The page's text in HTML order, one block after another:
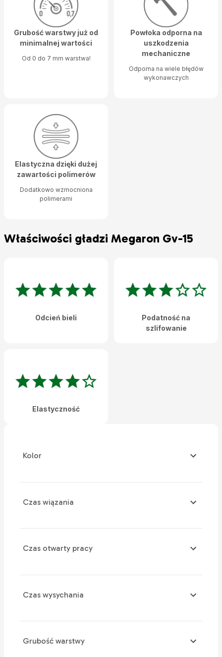
Grubość warstwy już od
minimalnej wartości
Od 0 do 7 mm warstwa!
Powłoka odporna na
uszkodzenia
mechaniczne
Odporna na wiele błędów
wykonawczych
Elastyczna dzięki dużej
zawartości polimerów
Dodatkowo wzmocniona
polimerami
Właściwości gładzi Megaron Gv-15
Odcień bieli
Podatność na
szlifowanie
Elastyczność
Kolor
Czas wiązania
Czas otwarty pracy
Czas wysychania
Grubość warstwy